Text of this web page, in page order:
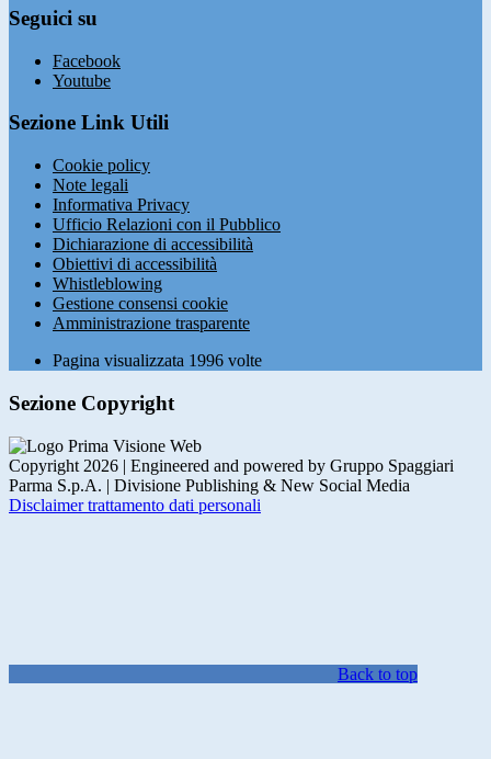
Seguici su
Facebook
Youtube
Sezione Link Utili
Cookie policy
Note legali
Informativa Privacy
Ufficio Relazioni con il Pubblico
Dichiarazione di accessibilità
Obiettivi di accessibilità
Whistleblowing
Gestione consensi cookie
Amministrazione trasparente
Pagina visualizzata 1996 volte
Sezione Copyright
Copyright 2026 | Engineered and powered by Gruppo Spaggiari
Parma S.p.A. | Divisione Publishing & New Social Media
Disclaimer trattamento dati personali
Back to top